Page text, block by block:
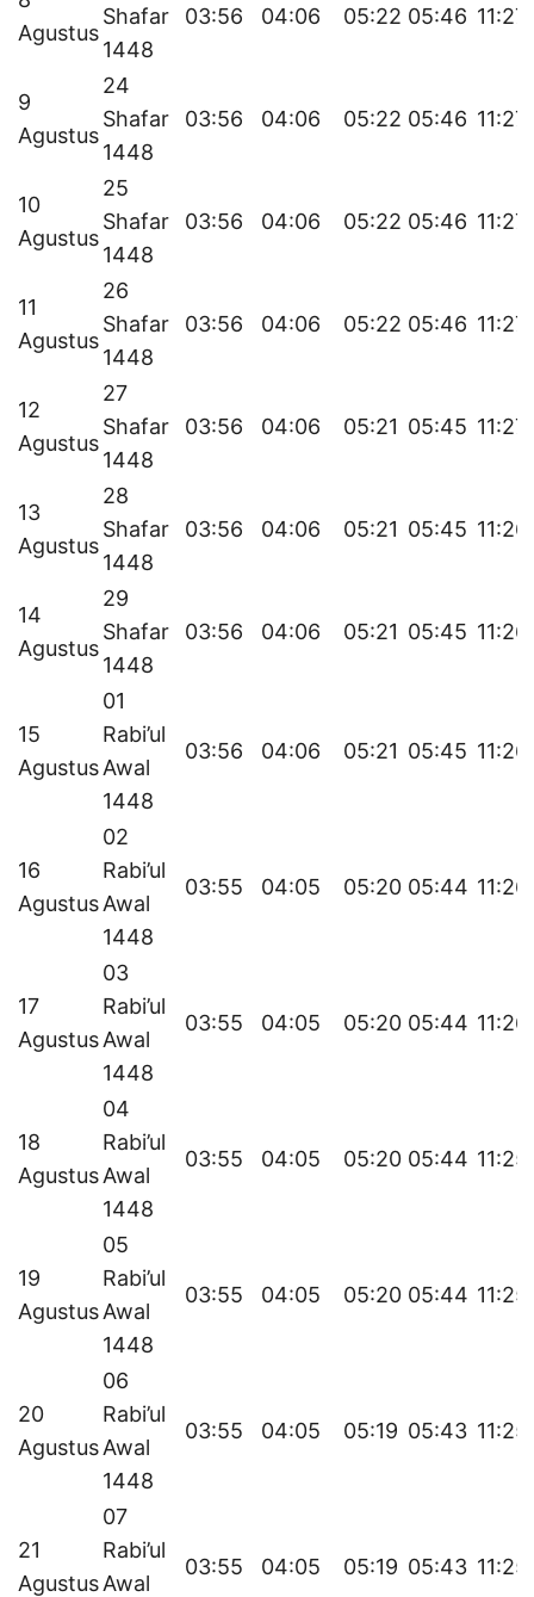
Agustus
Shafar
1448
03:56 04:06 05:22 05:46 11:27
9
Agustus
24
Shafar
1448
03:56 04:06 05:22 05:46 11:27
10
Agustus
25
Shafar
1448
03:56 04:06 05:22 05:46 11:27
11
Agustus
26
Shafar
1448
03:56 04:06 05:22 05:46 11:27
12
Agustus
27
Shafar
1448
03:56 04:06 05:21 05:45 11:27
13
Agustus
28
Shafar
1448
03:56 04:06 05:21 05:45 11:26
14
Agustus
29
Shafar
1448
03:56 04:06 05:21 05:45 11:26
15
Agustus
01
Rabi’ul
Awal
1448
03:56 04:06 05:21 05:45 11:26
16
Agustus
02
Rabi’ul
Awal
1448
03:55 04:05 05:20 05:44 11:26
17
Agustus
03
Rabi’ul
Awal
1448
03:55 04:05 05:20 05:44 11:26
18
Agustus
04
Rabi’ul
Awal
1448
03:55 04:05 05:20 05:44 11:25
19
Agustus
05
Rabi’ul
Awal
1448
03:55 04:05 05:20 05:44 11:25
20
Agustus
06
Rabi’ul
Awal
1448
03:55 04:05 05:19 05:43 11:25
21
Agustus
07
Rabi’ul
Awal
03:55 04:05 05:19 05:43 11:25